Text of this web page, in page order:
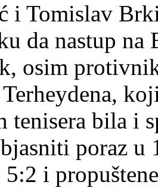
i Tomislav
da nastup na
osim
tenisera bila i
poraz u
i